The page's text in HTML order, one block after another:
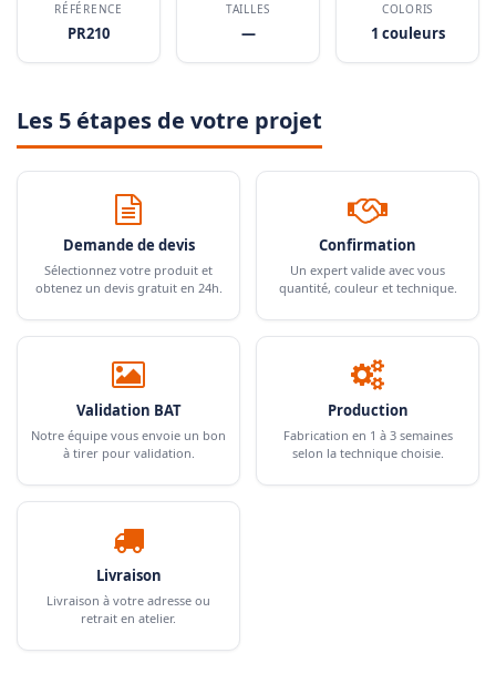
RÉFÉRENCE
PR210
TAILLES
—
COLORIS
1 couleurs
Les 5 étapes de votre projet
Demande de devis
Sélectionnez votre produit et
obtenez un devis gratuit en 24h.
Confirmation
Un expert valide avec vous
quantité, couleur et technique.
Validation BAT
Notre équipe vous envoie un bon
à tirer pour validation.
Production
Fabrication en 1 à 3 semaines
selon la technique choisie.
Livraison
Livraison à votre adresse ou
retrait en atelier.